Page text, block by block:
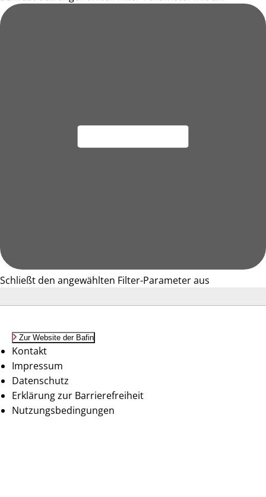
Schließt den angewählten Filter-Parameter aus
Zur Website der Bafin
Kontakt
Impressum
Datenschutz
Erklärung zur Barrierefreiheit
Nutzungsbedingungen